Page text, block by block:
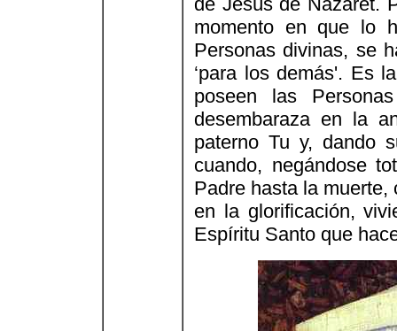
momento en que lo
Personas divinas, se
‘para los demás'. Es
poseen las
desembaraza en la
paterno Tu y, dando
cuando, negándose
Padre hasta la muerte,
en la glorificación,
Espíritu Santo que